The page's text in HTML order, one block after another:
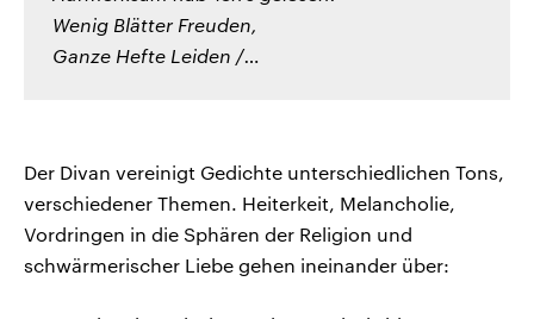
Wenig Blätter Freuden,
Ganze Hefte Leiden /…
Der Divan vereinigt Gedichte unterschiedlichen Tons,
verschiedener Themen. Heiterkeit, Melancholie,
Vordringen in die Sphären der Religion und
schwärmerischer Liebe gehen ineinander über: